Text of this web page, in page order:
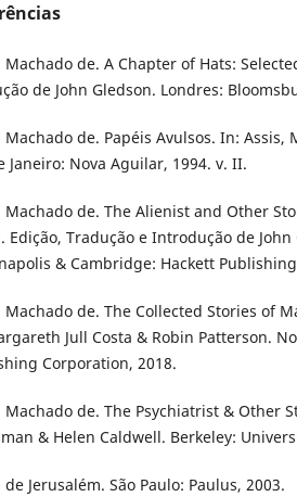
Machado de. A Chapter of Hats:
de John Gledson. Londres:
Machado de. Papéis Avulsos. In: Assis,
Janeiro: Nova Aguilar, 1994. v. II.
Machado de. The Alienist and Other
Edição, Tradução e Introdução de John
& Cambridge: Hackett
Machado de. The Collected Stories of
Jull Costa & Robin Patterson.
Corporation, 2018.
Machado de. The Psychiatrist & Other
& Helen Caldwell. Berkeley:
Jerusalém. São Paulo: Paulus, 2003.